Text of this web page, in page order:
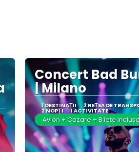
Concert Bad
| Milano
1 DESTINAŢII 2 REȚEA DE
2 NOPȚI 1 ACTIVITATE
Avion + Cazare + Bilete